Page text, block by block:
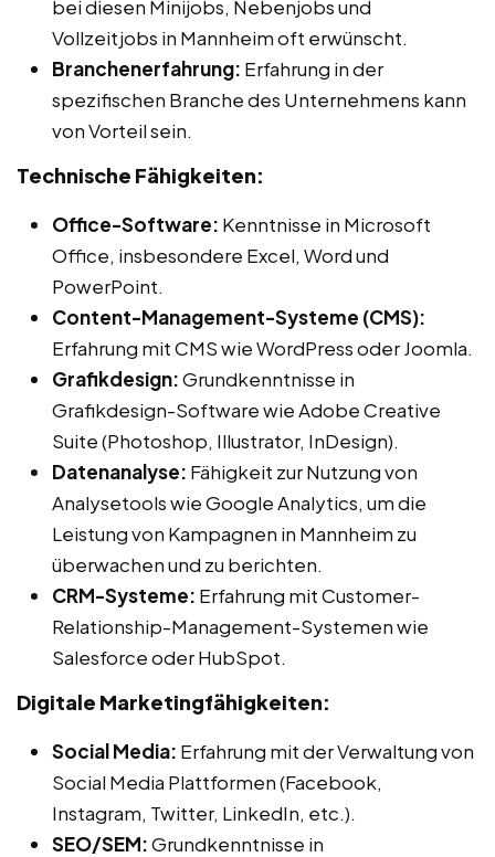
bei diesen Minijobs, Nebenjobs und
Vollzeitjobs in Mannheim oft erwünscht.
Branchenerfahrung: Erfahrung in der
spezifischen Branche des Unternehmens kann
von Vorteil sein.
Technische Fähigkeiten:
Office-Software: Kenntnisse in Microsoft
Office, insbesondere Excel, Word und
PowerPoint.
Content-Management-Systeme (CMS):
Erfahrung mit CMS wie WordPress oder Joomla.
Grafikdesign:Grundkenntnisse in
Grafikdesign-Software wie Adobe Creative
Suite (Photoshop, Illustrator, InDesign).
Datenanalyse: Fähigkeit zur Nutzung von
Analysetools wie Google Analytics, um die
Leistung von Kampagnen in Mannheim zu
überwachen und zu berichten.
CRM-Systeme: Erfahrung mit Customer-
Relationship-Management-Systemen wie
Salesforce oder HubSpot.
Digitale Marketingfähigkeiten:
Social Media: Erfahrung mit der Verwaltung von
Social Media Plattformen (Facebook,
Instagram, Twitter, LinkedIn, etc.).
SEO/SEM:Grundkenntnisse in